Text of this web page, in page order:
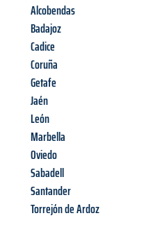
Alcobendas
Badajoz
Cadice
Coruña
Getafe
Jaén
León
Marbella
Oviedo
Sabadell
Santander
Torrejón de Ardoz